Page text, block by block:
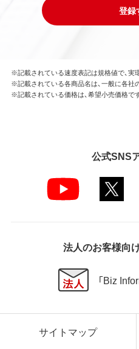
登録
※記載されている速度表記は規格値で、実
※記載されている各商品名は、一般に各社
※記載されている価格は、希望小売価格です
公式SNS
法人のお客様向
「Biz
サイトマップ